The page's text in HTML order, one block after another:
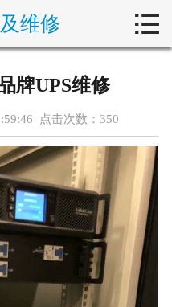

新闻动态
客户案例
设备维护
行业动态
维修 
牌UPS维修
点击次数： 350